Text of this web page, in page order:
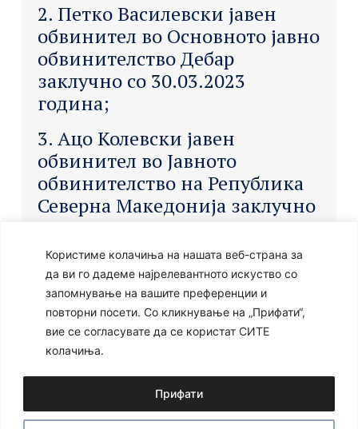
Користиме колачиња на нашата веб-страна за
да ви го дадеме најрелевантното искуство со
запомнување на вашите преференции и
повторни посети. Со кликнување на „Прифати“,
вие се согласувате да се користат СИТЕ
колачиња.
Прифати
2. Петко Василевски јавен
обвинител во Основното јавно
обвинителство Дебар
заклучно со 30.03.2023
година;
3. Ацо Колевски јавен
обвинител во Јавното
обвинителство на Република
Северна Македонија заклучно
На истата седница е усвоен
Годишниот извештај за
работата на Советот на
јавните обвинители на
Република Северна
Македонија за 2022 година.